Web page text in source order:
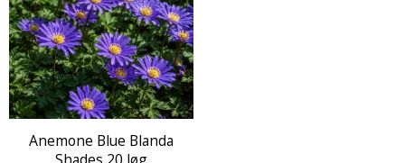
Anemone Blue Blanda